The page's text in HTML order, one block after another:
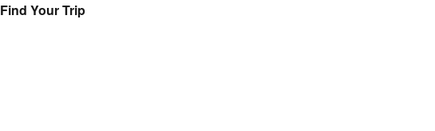
Find Your Trip